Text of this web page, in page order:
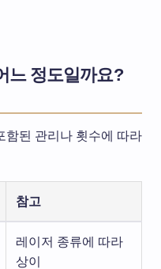
느 정도일까요?
함된 관리나 횟수에 따라
참고
레이저 종류에 따라
상이